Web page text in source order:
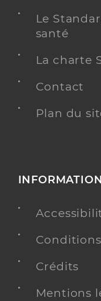
Le
santé
La charte
Contact
Plan du
Crédits
Mentions